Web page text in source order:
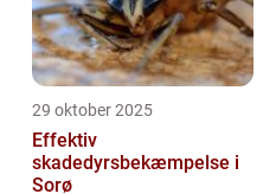
29 oktober 2025
Effektiv
skadedyrsbekæmpelse i
Sorø